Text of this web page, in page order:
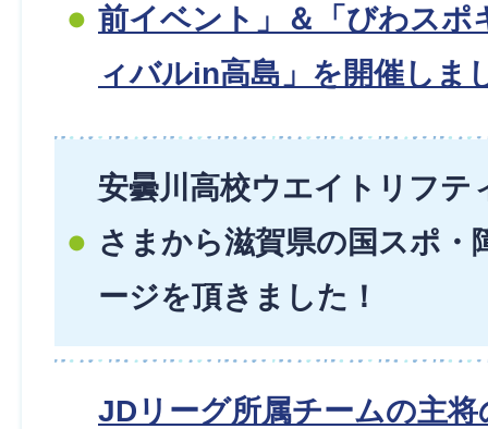
前イベント」＆「びわスポ
ィバルin高島」を開催しま
安曇川高校ウエイトリフテ
さまから滋賀県の国スポ・
ージを頂きました！
JDリーグ所属チームの主